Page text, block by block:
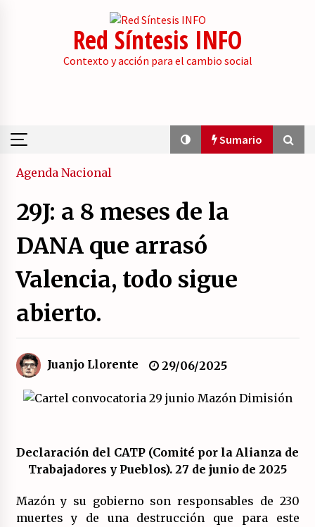
Red Síntesis INFO
Contexto y acción para el cambio social
Sumario
Sumario
La psicología de la desinformación y los
21/07/2026
Movilización social contra los presupuestos
derechistas de la Generalitat Valenciana.
políticos.
¿Por qué la «unidad de las izquierdas» es un
19/07/2026
Agenda Nacional
29J: a 8 meses de la
DANA que arrasó
Valencia, todo sigue
abierto.
Juanjo Llorente 29/06/2025
Declaración del CATP (Comité por la Alianza de
Trabajadores y Pueblos). 27 de junio de 2025
Mazón y su gobierno son responsables de 230
muertes y de una destrucción que para este